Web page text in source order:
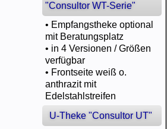
"Consultor WT-Serie"
• Empfangstheke optional
mit Beratungsplatz
• in 4 Versionen / Größen
verfügbar
• Frontseite weiß o.
anthrazit mit
Edelstahlstreifen
U-Theke "Consultor UT"